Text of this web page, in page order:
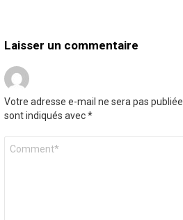
Laisser un commentaire
Votre adresse e-mail ne sera pas publiée.
sont indiqués avec*